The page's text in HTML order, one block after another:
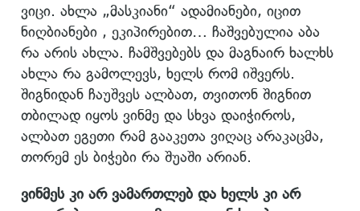
ვიცი. ახლა „მასკიანი“ ადამიანები, იცით
ნიღბიანები , ეკიპირებით… ჩაშვებულია აბა
რა არის ახლა. ჩამშვებებს და მაგნაირ ხალხს
ახლა რა გამოლევს, ხელს რომ იშვერს.
შიგნიდან ჩაუშვეს ალბათ, თვითონ შიგნით
თბილად იყოს ვინმე და სხვა დაიჭიროს,
ალბათ ეგეთი რამ გააკეთა ვიღაც არაკაცმა,
თორემ ეს ბიჭები რა შუაში არიან.
ვინმეს კი არ ვამართლებ და ხელს კი არ